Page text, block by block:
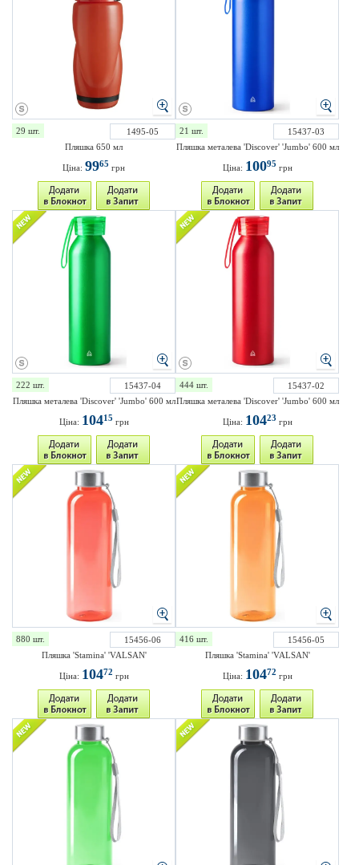
29 шт.
1495-05
Пляшка 650 мл
Ціна: 9965 грн
21 шт.
15437-03
Пляшка металева 'Discover' 'Jumbo' 600 мл
Ціна: 10095 грн
222 шт.
15437-04
Пляшка металева 'Discover' 'Jumbo' 600 мл
Ціна: 10415 грн
444 шт.
15437-02
Пляшка металева 'Discover' 'Jumbo' 600 мл
Ціна: 10423 грн
880 шт.
15456-06
Пляшка 'Stamina' 'VALSAN'
Ціна: 10472 грн
416 шт.
15456-05
Пляшка 'Stamina' 'VALSAN'
Ціна: 10472 грн